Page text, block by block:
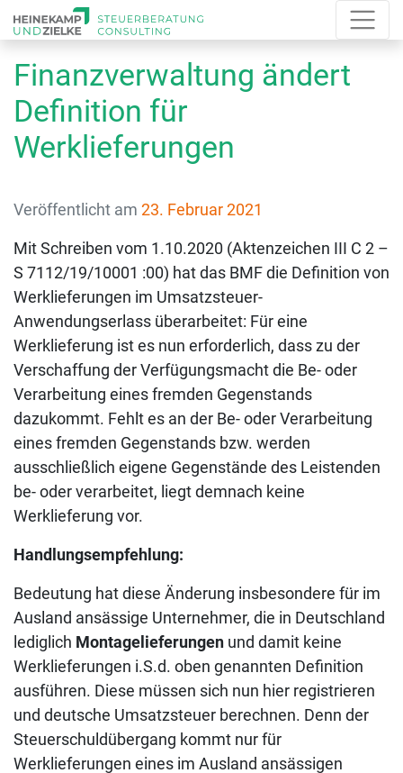
Finanzverwaltung ändert
Definition für
Werklieferungen
Veröffentlicht am 23. Februar 2021
Mit Schreiben vom 1.10.2020 (Aktenzeichen III C 2 –
S 7112/19/10001 :00) hat das BMF die Definition von
Werklieferungen im Umsatzsteuer-
Anwendungserlass überarbeitet: Für eine
Werklieferung ist es nun erforderlich, dass zu der
Verschaffung der Verfügungsmacht die Be- oder
Verarbeitung eines fremden Gegenstands
dazukommt. Fehlt es an der Be- oder Verarbeitung
eines fremden Gegenstands bzw. werden
ausschließlich eigene Gegenstände des Leistenden
be- oder verarbeitet, liegt demnach keine
Werklieferung vor.
Handlungsempfehlung:
Bedeutung hat diese Änderung insbesondere für im
Ausland ansässige Unternehmer, die in Deutschland
lediglich Montagelieferungen und damit keine
Werklieferungen i.S.d. oben genannten Definition
ausführen. Diese müssen sich nun hier registrieren
und deutsche Umsatzsteuer berechnen. Denn der
Steuerschuldübergang kommt nur für
Werklieferungen eines im Ausland ansässigen